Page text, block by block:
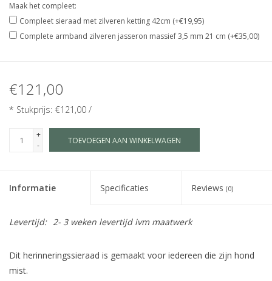
Maak het compleet:
Compleet sieraad met zilveren ketting 42cm (+€19,95)
Complete armband zilveren jasseron massief 3,5 mm 21 cm (+€35,00)
€121,00
* Stukprijs: €121,00 /
+
-
TOEVOEGEN AAN WINKELWAGEN
Informatie Specificaties Reviews (0)
Levertijd: 2- 3 weken levertijd ivm maatwerk
Dit herinneringssieraad is gemaakt voor iedereen die zijn hond
mist.